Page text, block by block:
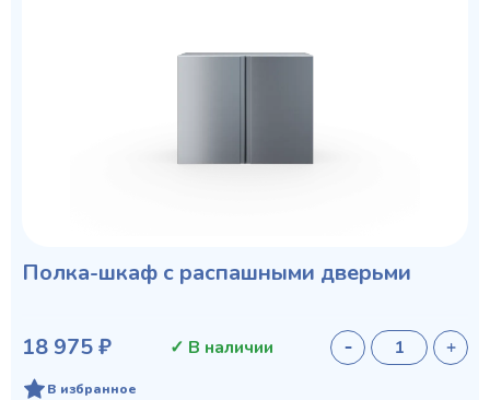
Полка-шкаф с распашными дверьми
18 975 ₽ ✓ В наличии
В избранное